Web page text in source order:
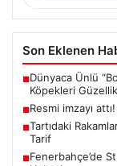
Son Eklenen
■Dünyaca Ünlü
Köpekleri
■Resmi imzayı
■Tartıdaki
Tarif
■Fenerbahçe’de